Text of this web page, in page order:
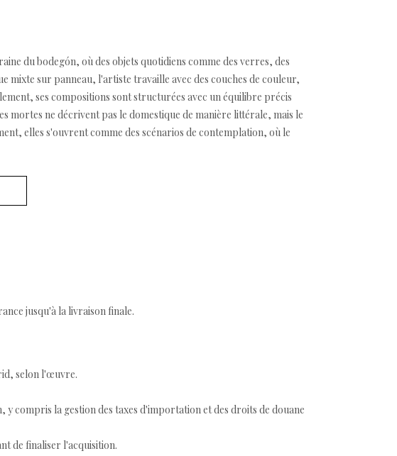
du bodegón, où des objets quotidiens comme des verres, des
mixte sur panneau, l'artiste travaille avec des couches de couleur,
ses compositions sont structurées avec un équilibre précis
mortes ne décrivent pas le domestique de manière littérale, mais le
elles s'ouvrent comme des scénarios de contemplation, où le
jusqu'à la livraison finale.
selon l'œuvre.
compris la gestion des taxes d'importation et des droits de douane
de finaliser l'acquisition.